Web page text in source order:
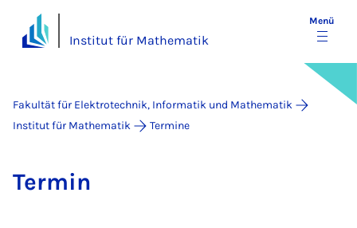
Institut für Mathematik
Menü
Fakultät für Elektrotechnik, Informatik und Mathematik
Institut für Mathematik
Termine
Ter­min